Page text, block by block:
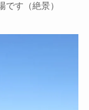
す（絶景）